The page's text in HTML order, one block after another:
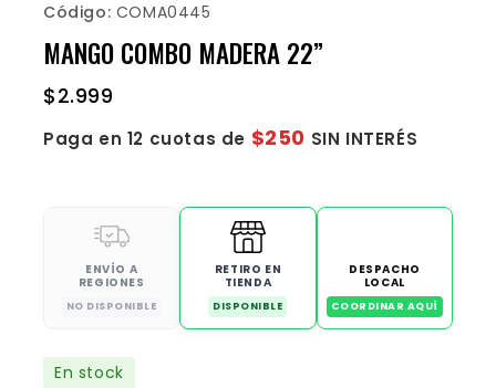
Código: COMA0445
MANGO COMBO MADERA 22”
$2.999
Paga en 12 cuotas de $250 SIN INTERÉS
ENVÍO A
REGIONES
NO DISPONIBLE
RETIRO EN
TIENDA
DISPONIBLE
DESPACHO
LOCAL
COORDINAR AQUÍ
En stock